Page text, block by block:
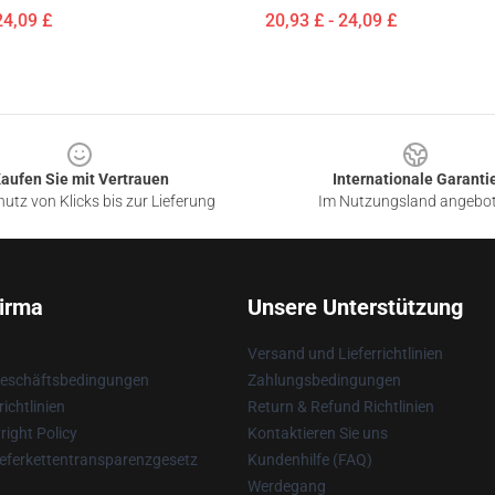
£ 20,93 £ - 24,09 £
Sie mit Vertrauen
von Klicks bis zur Lieferung
Internationale
Im Nutzungsland
Policy
Unsere Unterstützung
Versand und Lieferrichtlinien
Zahlungsbedingungen
Return & Refund Richtlinien
Kontaktieren Sie uns
Kundenhilfe (FAQ)
Werdegang